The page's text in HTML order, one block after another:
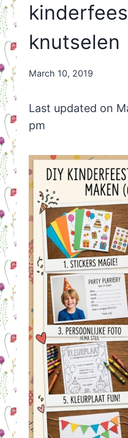
knutselen
By
March 10, 2019
Last updated on
pm